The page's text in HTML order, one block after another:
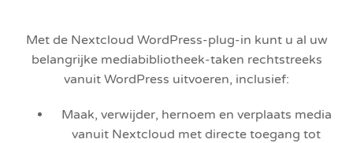
Met de Nextcloud WordPress-plug-in kunt u al uw
belangrijke mediabibliotheek-taken rechtstreeks
vanuit WordPress uitvoeren, inclusief:
Maak, verwijder, hernoem en verplaats media
vanuit Nextcloud met directe toegang tot